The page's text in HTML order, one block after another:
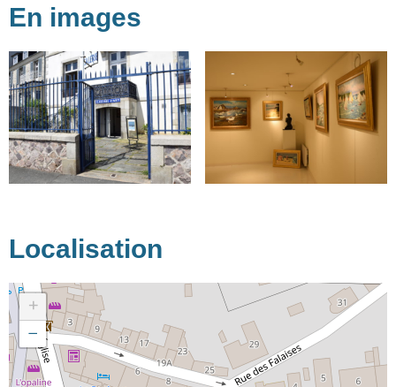
En images
Localisation
+
−